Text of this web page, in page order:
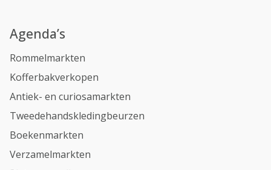
Agenda’s
Rommelmarkten
Kofferbakverkopen
Antiek- en curiosamarkten
Tweedehandskledingbeurzen
Boekenmarkten
Verzamelmarkten